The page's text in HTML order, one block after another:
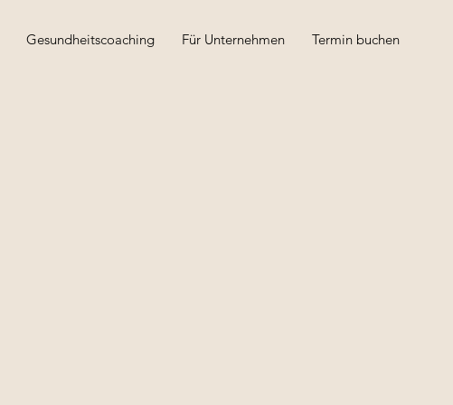
Gesundheitscoaching Für Unternehmen Termin buchen